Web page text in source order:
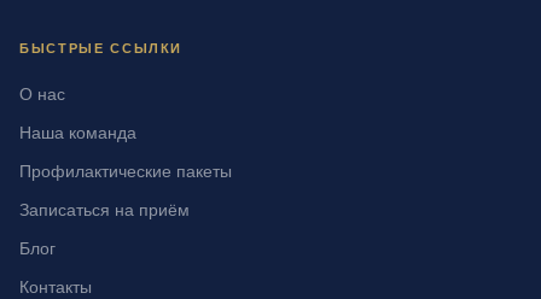
БЫСТРЫЕ ССЫЛКИ
О нас
Наша команда
Профилактические пакеты
Записаться на приём
Блог
Контакты